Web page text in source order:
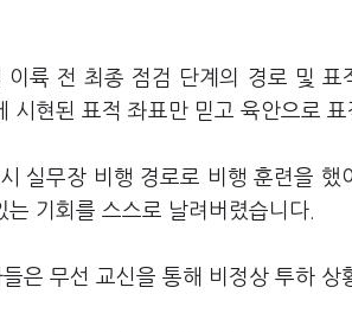
륙 전 최종 점검 단계의 경로 및
시현된 표적 좌표만 믿고 육안으로
실무장 비행 경로로 비행 훈련을
기회를 스스로 날려버렸습니다.
은 무선 교신을 통해 비정상 투하 상